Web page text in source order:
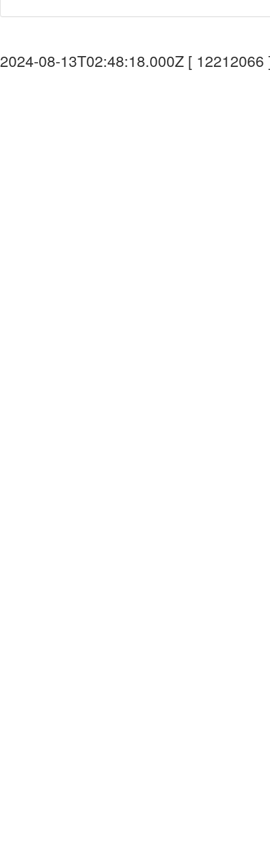
2024-08-13T02:48:18.000Z [ 12212066